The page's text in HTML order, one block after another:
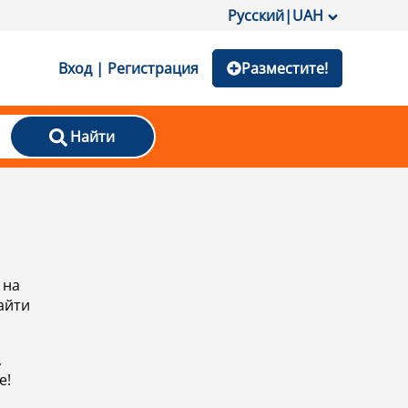
Русский|UAH
Вход | Регистрация Разместите!
Найти